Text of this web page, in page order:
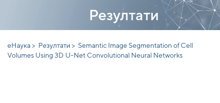
Резултати
еНаука > Резултати > Semantic Image Segmentation of Cell
Volumes Using 3D U-Net Convolutional Neural Networks